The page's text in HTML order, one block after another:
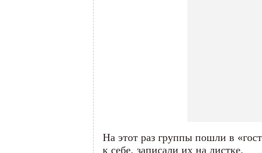
На этот раз группы пошли в
к себе, записали их на листке.